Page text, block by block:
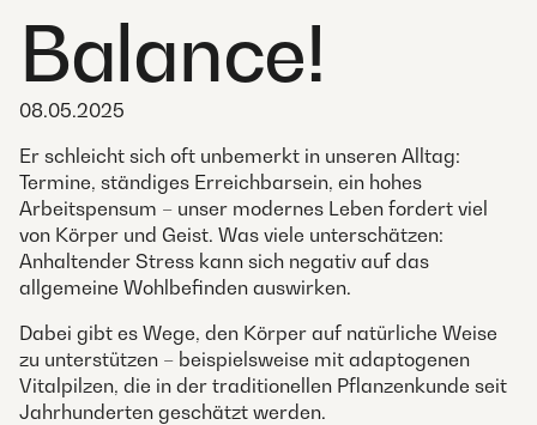
Balance!
08.05.2025
Er schleicht sich oft unbemerkt in unseren Alltag:
Termine, ständiges Erreichbarsein, ein hohes
Arbeitspensum – unser modernes Leben fordert viel
von Körper und Geist. Was viele unterschätzen:
Anhaltender Stress kann sich negativ auf das
allgemeine Wohlbefinden auswirken.
Dabei gibt es Wege, den Körper auf natürliche Weise
zu unterstützen – beispielsweise mit adaptogenen
Vitalpilzen, die in der traditionellen Pflanzenkunde seit
Jahrhunderten geschätzt werden.